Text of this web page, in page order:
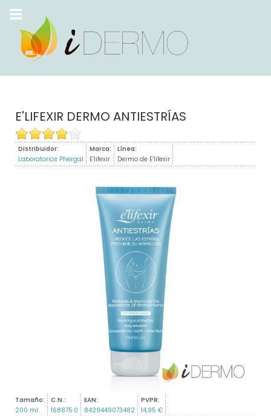
E'LIFEXIR DERMO ANTIESTRÍAS
Distribuidor:
Laboratorios Phergal
Marca:
E’lifexir
Línea:
Dermo de E’lifexir
Tamaño:
200 ml.
C.N.:
168875.0
EAN:
8429449073482
PVPR:
14,95 €